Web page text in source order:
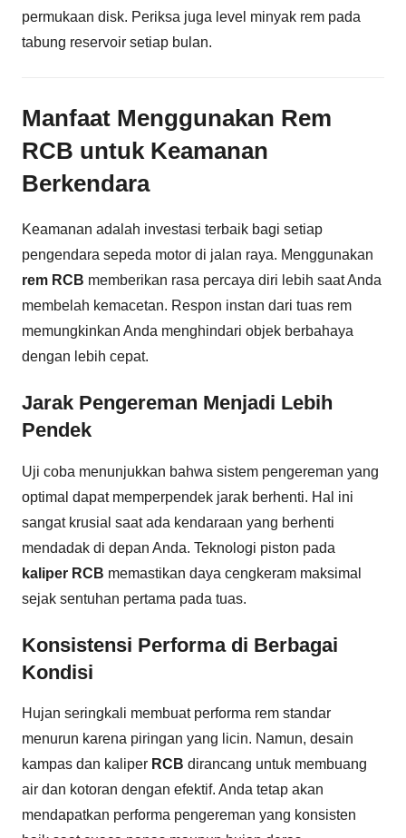
permukaan disk. Periksa juga level minyak rem pada
tabung reservoir setiap bulan.
Manfaat Menggunakan Rem
RCB untuk Keamanan
Berkendara
Keamanan adalah investasi terbaik bagi setiap
pengendara sepeda motor di jalan raya. Menggunakan
rem RCB memberikan rasa percaya diri lebih saat Anda
membelah kemacetan. Respon instan dari tuas rem
memungkinkan Anda menghindari objek berbahaya
dengan lebih cepat.
Jarak Pengereman Menjadi Lebih
Pendek
Uji coba menunjukkan bahwa sistem pengereman yang
optimal dapat memperpendek jarak berhenti. Hal ini
sangat krusial saat ada kendaraan yang berhenti
mendadak di depan Anda. Teknologi piston pada
kaliper RCB memastikan daya cengkeram maksimal
sejak sentuhan pertama pada tuas.
Konsistensi Performa di Berbagai
Kondisi
Hujan seringkali membuat performa rem standar
menurun karena piringan yang licin. Namun, desain
kampas dan kaliper RCB dirancang untuk membuang
air dan kotoran dengan efektif. Anda tetap akan
mendapatkan performa pengereman yang konsisten